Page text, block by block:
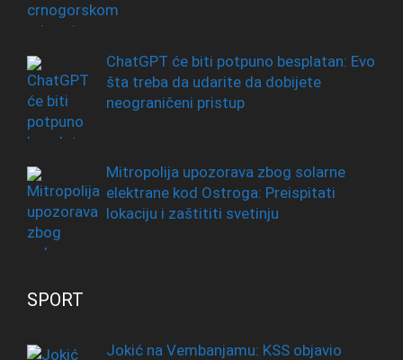
ChatGPT će biti potpuno besplatan: Evo
šta treba da udarite da dobijete
neograničeni pristup
Mitropolija upozorava zbog solarne
elektrane kod Ostroga: Preispitati
lokaciju i zaštititi svetinju
SPORT
Jokić na Vembanjamu: KSS objavio